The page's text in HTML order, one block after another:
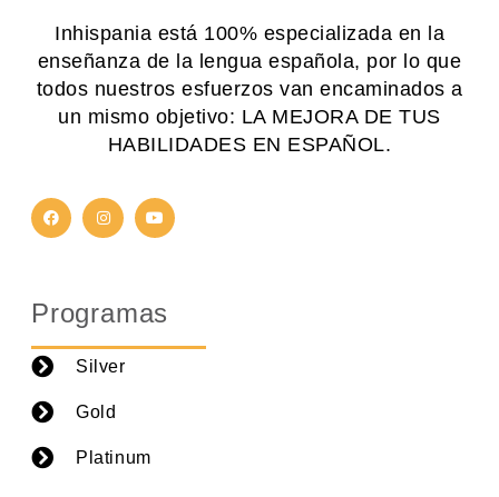
Inhispania está 100% especializada en la
enseñanza de la lengua española, por lo que
todos nuestros esfuerzos van encaminados a
un mismo objetivo: LA MEJORA DE TUS
HABILIDADES EN ESPAÑOL.
Programas
Silver
Gold
Platinum